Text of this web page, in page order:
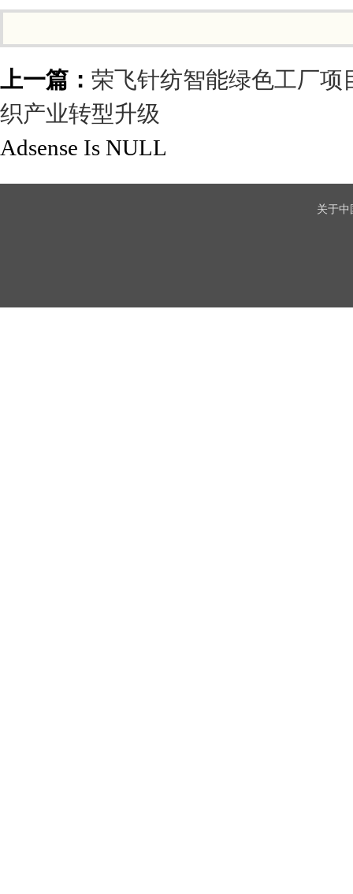
上一篇： 荣飞针纺智能绿色工厂项
织产业转型升级
Adsense Is NULL
关于中